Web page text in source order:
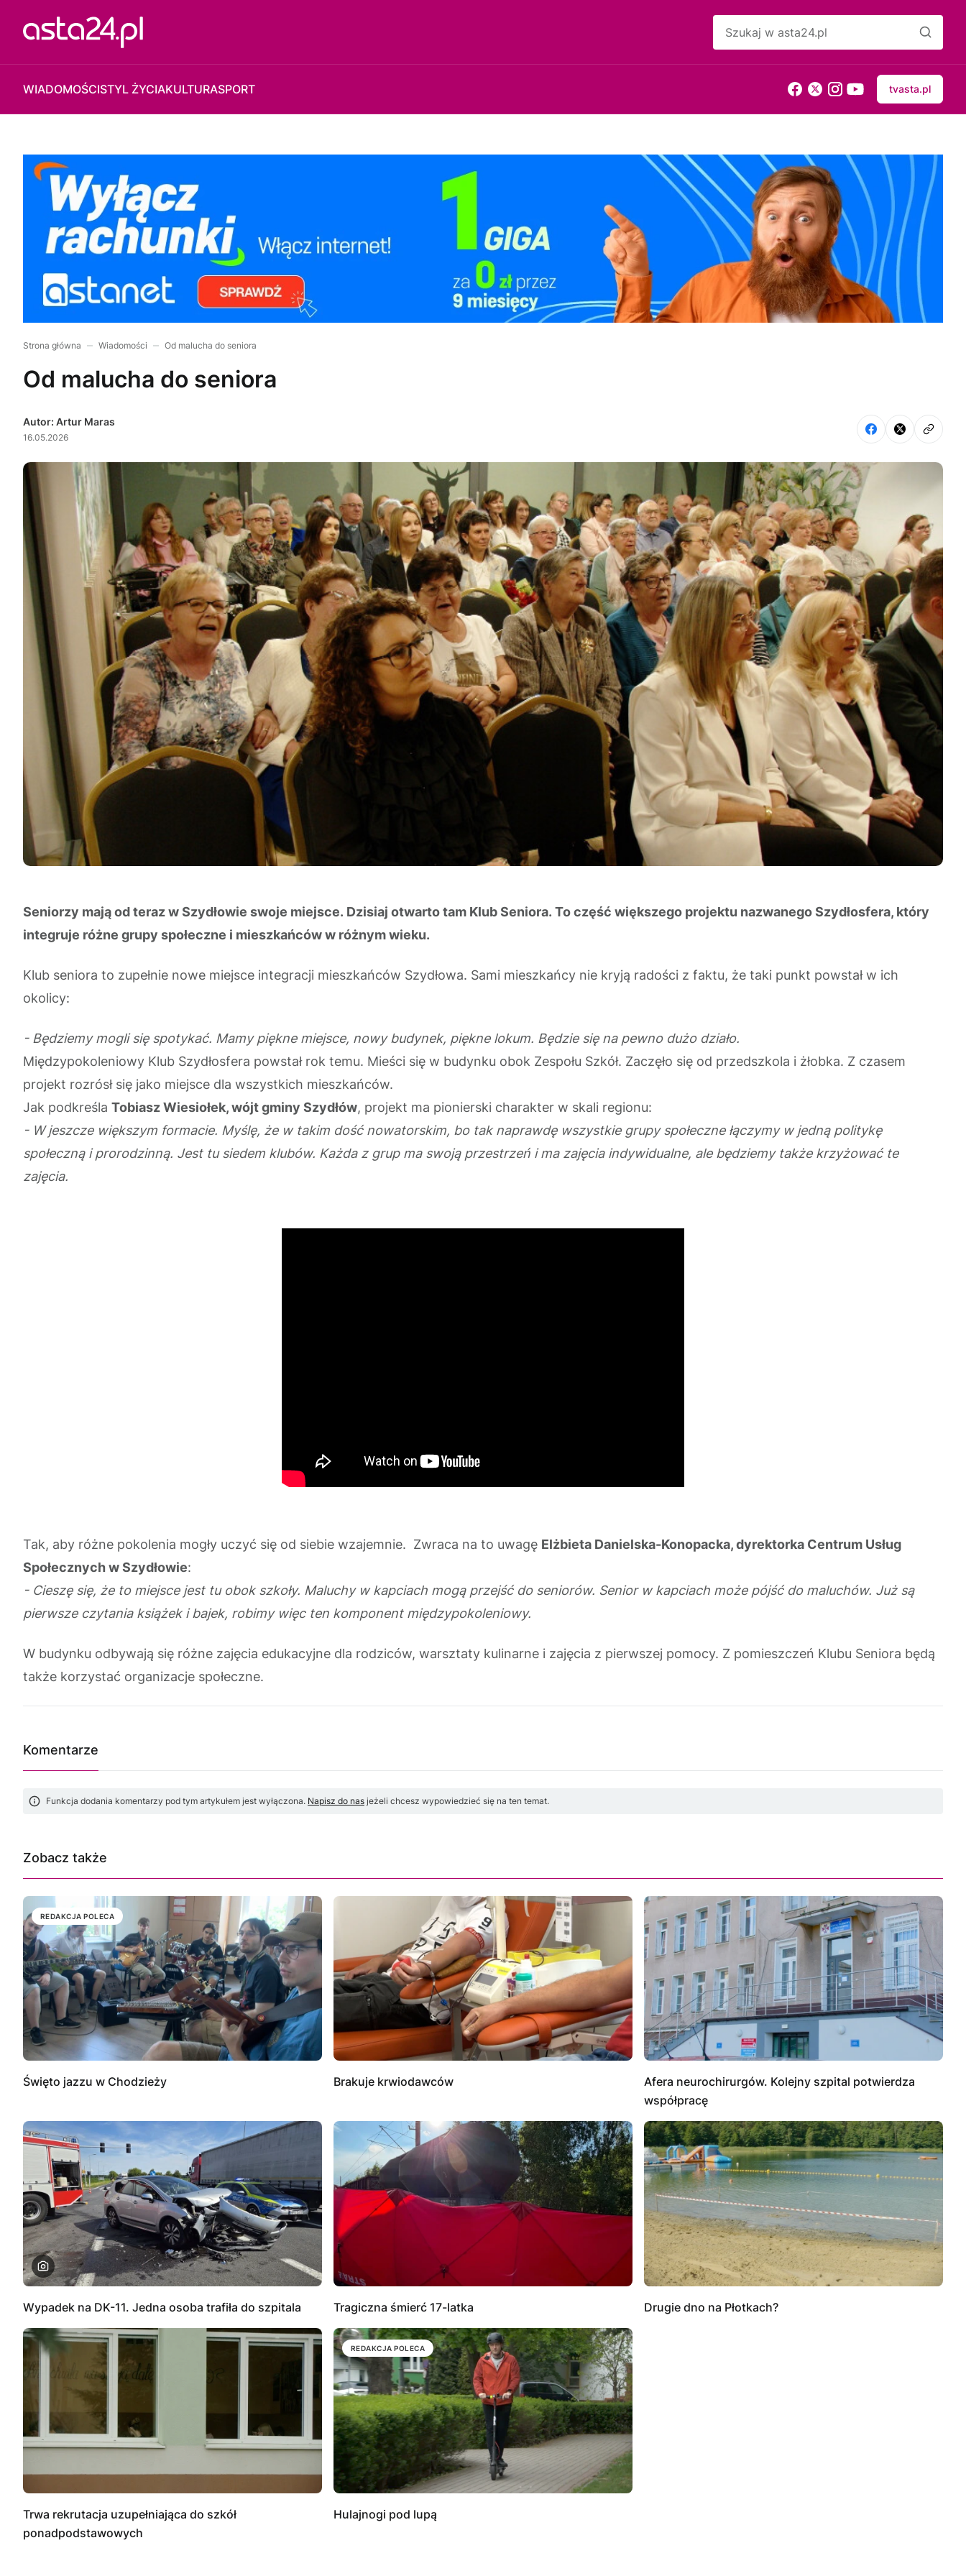
WIADOMOŚCISTYL ŻYCIAKULTURASPORT tvasta.pl
Strona główna Wiadomości Od malucha do seniora
Od malucha do seniora
Autor: Artur Maras
16.05.2026
Seniorzy mają od teraz w Szydłowie swoje miejsce. Dzisiaj otwarto tam Klub Seniora. To część większego projektu nazwanego Szydłosfera, który
integruje różne grupy społeczne i mieszkańców w różnym wieku.
Klub seniora to zupełnie nowe miejsce integracji mieszkańców Szydłowa. Sami mieszkańcy nie kryją radości z faktu, że taki punkt powstał w ich
okolicy:
- Będziemy mogli się spotykać. Mamy piękne miejsce, nowy budynek, piękne lokum. Będzie się na pewno dużo działo.
Międzypokoleniowy Klub Szydłosfera powstał rok temu. Mieści się w budynku obok Zespołu Szkół. Zaczęło się od przedszkola i żłobka. Z czasem
projekt rozrósł się jako miejsce dla wszystkich mieszkańców.
Jak podkreśla Tobiasz Wiesiołek, wójt gminy Szydłów, projekt ma pionierski charakter w skali regionu:
- W jeszcze większym formacie. Myślę, że w takim dość nowatorskim, bo tak naprawdę wszystkie grupy społeczne łączymy w jedną politykę
społeczną i prorodzinną. Jest tu siedem klubów. Każda z grup ma swoją przestrzeń i ma zajęcia indywidualne, ale będziemy także krzyżować te
zajęcia.
Tak, aby różne pokolenia mogły uczyć się od siebie wzajemnie. Zwraca na to uwagę Elżbieta Danielska-Konopacka, dyrektorka Centrum Usług
Społecznych w Szydłowie:
- Cieszę się, że to miejsce jest tu obok szkoły. Maluchy w kapciach mogą przejść do seniorów. Senior w kapciach może pójść do maluchów. Już są
pierwsze czytania książek i bajek, robimy więc ten komponent międzypokoleniowy.
W budynku odbywają się różne zajęcia edukacyjne dla rodziców, warsztaty kulinarne i zajęcia z pierwszej pomocy. Z pomieszczeń Klubu Seniora będą
także korzystać organizacje społeczne.
Komentarze
Funkcja dodania komentarzy pod tym artykułem jest wyłączona. Napisz do nas jeżeli chcesz wypowiedzieć się na ten temat.
Zobacz także
REDAKCJA POLECA
Święto jazzu w Chodzieży Brakuje krwiodawców
Afera neurochirurgów. Kolejny szpital potwierdza
współpracę
Wypadek na DK-11. Jedna osoba trafiła do szpitala Tragiczna śmierć 17-latka Drugie dno na Płotkach?
Trwa rekrutacja uzupełniająca do szkół
ponadpodstawowych
REDAKCJA POLECA
Hulajnogi pod lupą